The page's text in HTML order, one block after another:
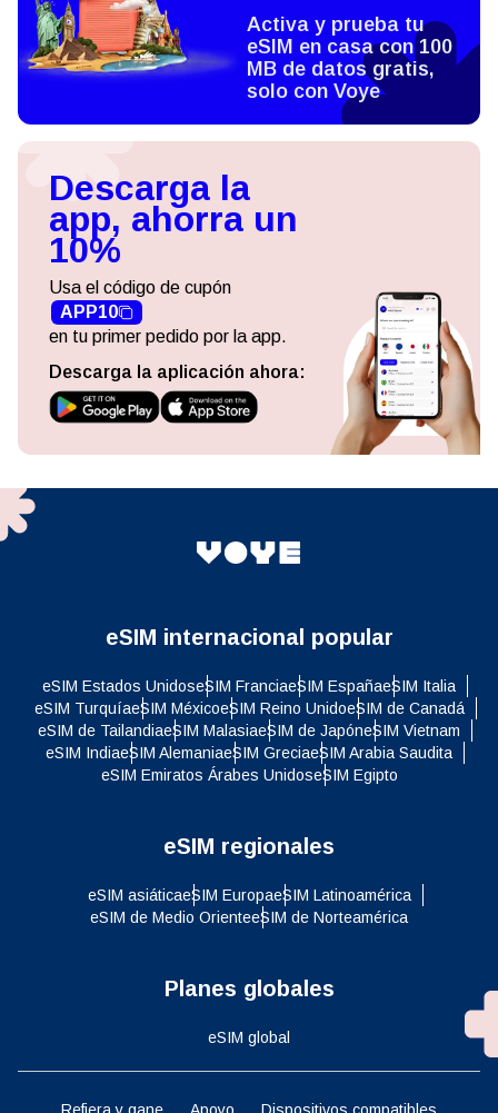
Activa y prueba tu
eSIM en casa con 100
MB de datos gratis,
solo con Voye
Descarga la
app, ahorra un
10%
Usa el código de cupón
APP10
en tu primer pedido por la app.
Descarga la aplicación ahora:
eSIM internacional popular
eSIM Estados UnidoseSIM FranciaeSIM EspañaeSIM Italia
eSIM TurquíaeSIM MéxicoeSIM Reino UnidoeSIM de Canadá
eSIM de TailandiaeSIM MalasiaeSIM de JapóneSIM Vietnam
eSIM IndiaeSIM AlemaniaeSIM GreciaeSIM Arabia Saudita
eSIM Emiratos Árabes UnidoseSIM Egipto
eSIM regionales
eSIM asiáticaeSIM EuropaeSIM Latinoamérica
eSIM de Medio OrienteeSIM de Norteamérica
Planes globales
eSIM global